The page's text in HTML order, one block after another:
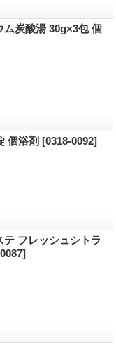
炭酸湯 30g×3包 個
個浴剤 [0318-0092]
フレッシュシトラ